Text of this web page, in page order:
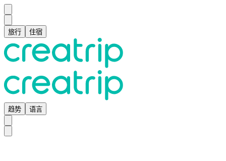
旅行 住宿
趋势 语言